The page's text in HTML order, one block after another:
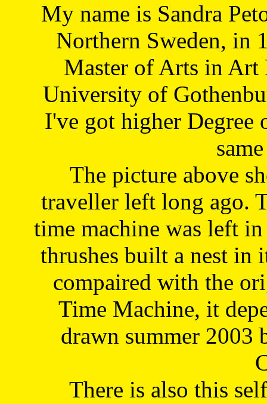
My name is Sandra
Northern Sweden, in
Master of Arts in Art
University of
I've got higher Degree
The picture above
traveller left long ago.
time machine was left
thrushes built a nest in
compaired with the
Time Machine, it
drawn summer 2003
There is also this